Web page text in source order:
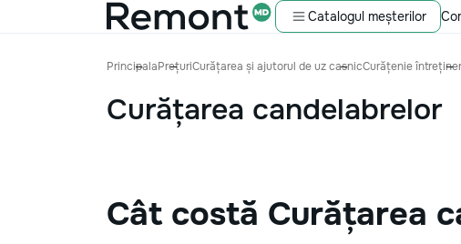
Catalogul meșterilor
PrincipalaPrețuriCurățarea și ajutorul de uz casnicCurățenie
Curățarea candelabrelor
Cât costă Curățarea